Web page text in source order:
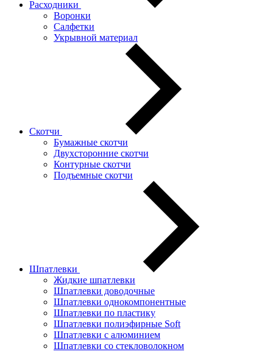
Расходники
Воронки
Салфетки
Укрывной материал
Скотчи
Бумажные скотчи
Двухсторонние скотчи
Контурные скотчи
Подъемные скотчи
Шпатлевки
Жидкие шпатлевки
Шпатлевки доводочные
Шпатлевки однокомпонентные
Шпатлевки по пластику
Шпатлевки полиэфирные Soft
Шпатлевки с алюминием
Шпатлевки со стекловолокном